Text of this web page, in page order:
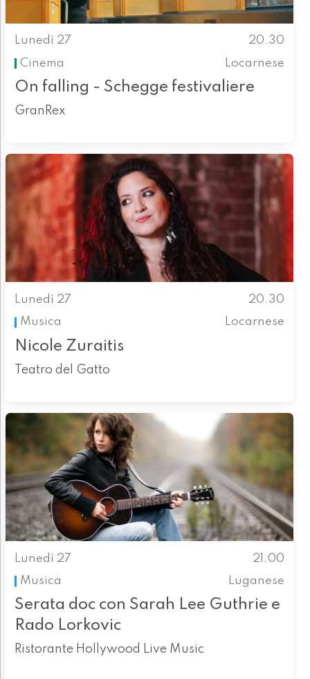
Lunedì 27
20.30
Cinema
Locarnese
On falling - Schegge festivaliere
GranRex
Lunedì 27
20.30
Musica
Locarnese
Nicole Zuraitis
Teatro del Gatto
Lunedì 27
21.00
Musica
Luganese
Serata doc con Sarah Lee Guthrie e
Rado Lorkovic
Ristorante Hollywood Live Music